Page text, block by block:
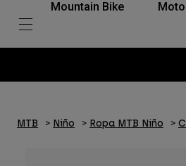
Mountain Bike Moto
MTB Niño Ropa MTB Niño